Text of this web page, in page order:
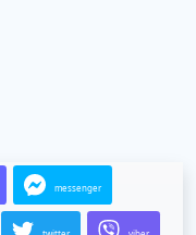
messenger